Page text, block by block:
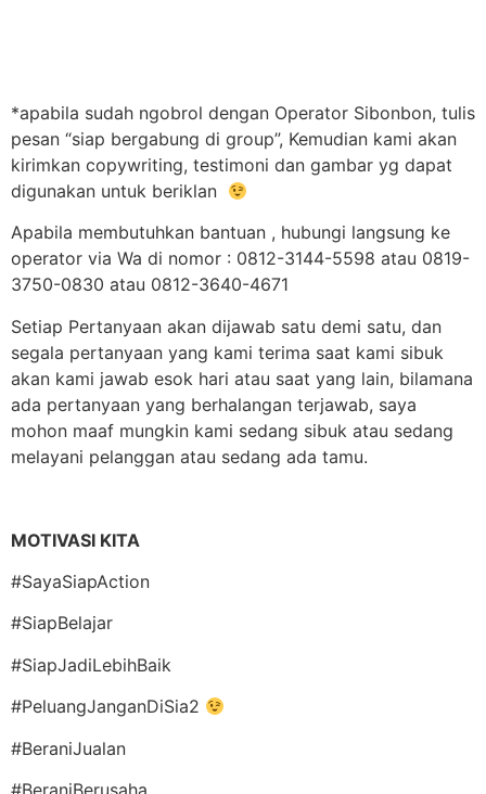
*apabila sudah ngobrol dengan Operator Sibonbon, tulis
pesan “siap bergabung di group”, Kemudian kami akan
kirimkan copywriting, testimoni dan gambar yg dapat
digunakan untuk beriklan
Apabila membutuhkan bantuan , hubungi langsung ke
operator via Wa di nomor : 0812-3144-5598 atau 0819-
3750-0830 atau 0812-3640-4671
Setiap Pertanyaan akan dijawab satu demi satu, dan
segala pertanyaan yang kami terima saat kami sibuk
akan kami jawab esok hari atau saat yang lain, bilamana
ada pertanyaan yang berhalangan terjawab, saya
mohon maaf mungkin kami sedang sibuk atau sedang
melayani pelanggan atau sedang ada tamu.
MOTIVASI KITA
#SayaSiapAction
#SiapBelajar
#SiapJadiLebihBaik
#PeluangJanganDiSia2
#BeraniJualan
#BeraniBerusaha